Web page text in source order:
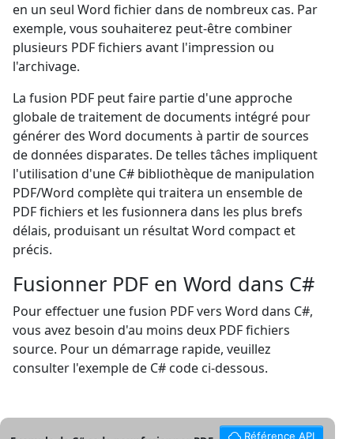
en un seul Word fichier dans de nombreux cas. Par
exemple, vous souhaiterez peut-être combiner
plusieurs PDF fichiers avant l'impression ou
l'archivage.
La fusion PDF peut faire partie d'une approche
globale de traitement de documents intégré pour
générer des Word documents à partir de sources
de données disparates. De telles tâches impliquent
l'utilisation d'une C# bibliothèque de manipulation
PDF/Word complète qui traitera un ensemble de
PDF fichiers et les fusionnera dans les plus brefs
délais, produisant un résultat Word compact et
précis.
Fusionner PDF en Word dans C#
Pour effectuer une fusion PDF vers Word dans C#,
vous avez besoin d'au moins deux PDF fichiers
source. Pour un démarrage rapide, veuillez
consulter l'exemple de C# code ci-dessous.
Référence API